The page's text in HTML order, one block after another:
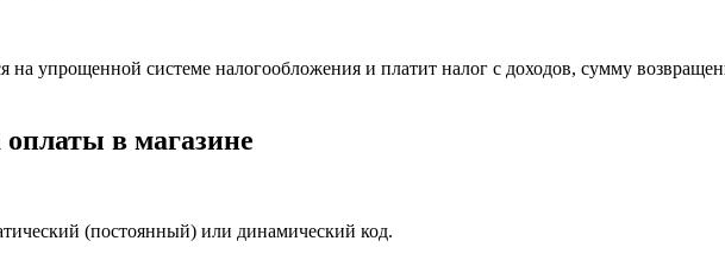
на упрощенной системе налогообложения и платит налог с доходов, сумму
в магазине
(постоянный) или динамический код.